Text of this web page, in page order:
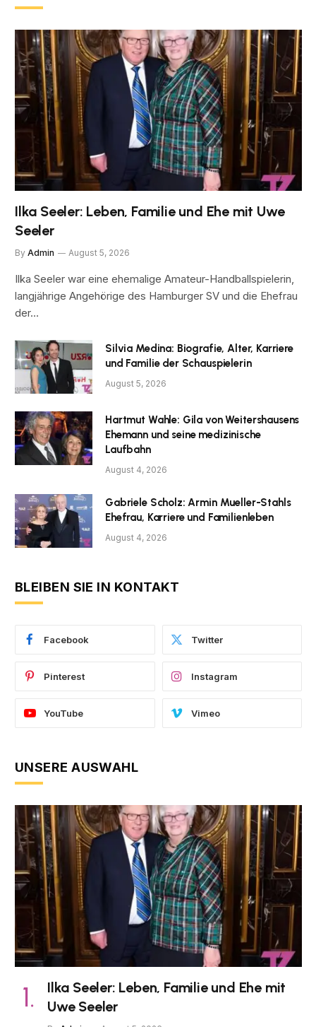
Ilka Seeler: Leben, Familie und Ehe mit Uwe
Seeler
By Admin August 5, 2026
Ilka Seeler war eine ehemalige Amateur-Handballspielerin,
langjährige Angehörige des Hamburger SV und die Ehefrau
der…
Silvia Medina: Biografie, Alter, Karriere
und Familie der Schauspielerin
August 5, 2026
Hartmut Wahle: Gila von Weitershausens
Ehemann und seine medizinische
Laufbahn
August 4, 2026
Gabriele Scholz: Armin Mueller-Stahls
Ehefrau, Karriere und Familienleben
August 4, 2026
BLEIBEN SIE IN KONTAKT
Facebook Twitter
Pinterest Instagram
YouTube Vimeo
UNSERE AUSWAHL
Ilka Seeler: Leben, Familie und Ehe mit
Uwe Seeler